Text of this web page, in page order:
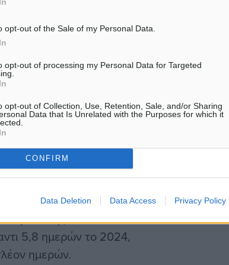
opt-out of the Sale of my Personal Data.
opt-out of processing my Personal Data for Targeted
opt-out of Collection, Use, Retention, Sale, and/or Sharing
Data that Is Unrelated with the Purposes for which it
CONFIRM
Data Deletion Data Access Privacy Policy
τους,
στη συνέχεια να
την ακριβή ημέρα και
για το σημείο
των
με την ποιότητα
δραματικής
μετρήσεις, οι χρόνοι
προτεραιότητας
παράδοσης
5,8 ημερών το 2024,
ημερών.